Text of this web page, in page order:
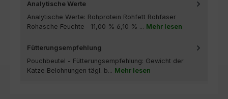
Analytische Werte
Analytische Werte: Rohprotein Rohfett Rohfaser
Rohasche Feuchte 11,00 % 6,10 % ... Mehr lesen
Fütterungsempfehlung
Pouchbeutel - Fütterungsempfehlung: Gewicht der
Katze Belohnungen tägl. b... Mehr lesen